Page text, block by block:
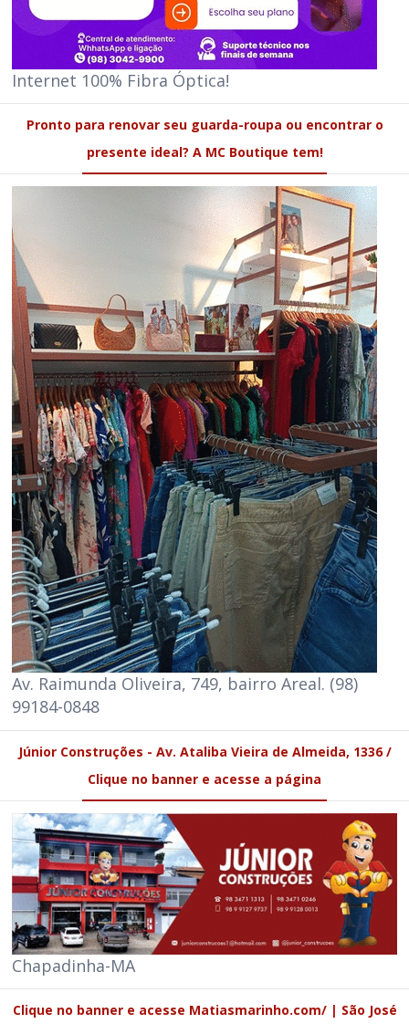
Internet 100% Fibra Óptica!
Pronto para renovar seu guarda-roupa ou encontrar o
presente ideal? A MC Boutique tem!
Av. Raimunda Oliveira, 749, bairro Areal. (98)
99184-0848
Júnior Construções - Av. Ataliba Vieira de Almeida, 1336 /
Clique no banner e acesse a página
Chapadinha-MA
Clique no banner e acesse Matiasmarinho.com/ | São José